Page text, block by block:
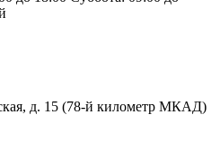
д. 15 (78-й километр МКАД)